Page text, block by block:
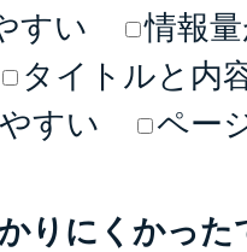
すい
情報
タイトルと内
すい
ペー
りにくかっ